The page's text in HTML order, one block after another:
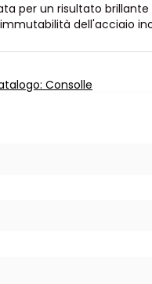
per un risultato brillante
dell'acciaio
Consolle